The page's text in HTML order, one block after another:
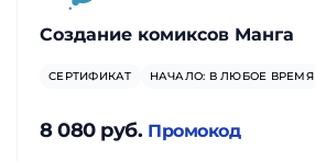
Создание комиксов Манга
СЕРТИФИКАТ НАЧАЛО: В ЛЮБОЕ ВРЕМЯ
8 080 руб. Промокод